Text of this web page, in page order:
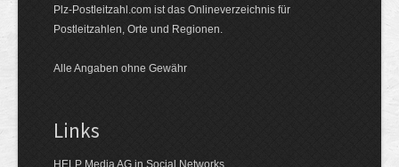
Plz-Postleitzahl.com ist das Onlineverzeichnis für
Postleitzahlen, Orte und Regionen.
Alle Angaben ohne Gewähr
Links
HELP Media AG in Social Networks